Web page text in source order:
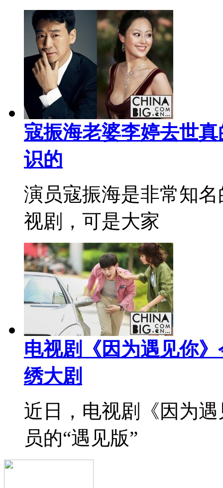
寇振海老婆李婷去世
识的
演员寇振海是非常知
视剧，可是大家
电视剧《因为遇见你
绣大剧
近日，电视剧《因为
员的“遇见版”